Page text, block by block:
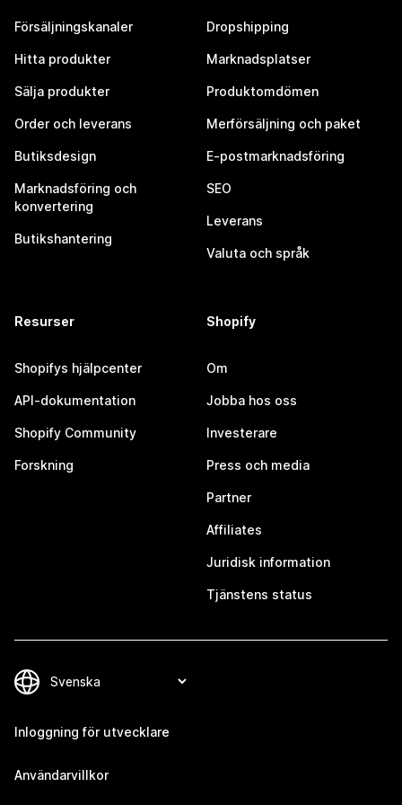
Försäljningskanaler
Hitta produkter
Sälja produkter
Order och leverans
Butiksdesign
Marknadsföring och
konvertering
Butikshantering
Dropshipping
Marknadsplatser
Produktomdömen
Merförsäljning och paket
E-postmarknadsföring
SEO
Leverans
Valuta och språk
Resurser
Shopifys hjälpcenter
API-dokumentation
Shopify Community
Forskning
Shopify
Om
Jobba hos oss
Investerare
Press och media
Partner
Affiliates
Juridisk information
Tjänstens status
Inloggning för utvecklare
Användarvillkor